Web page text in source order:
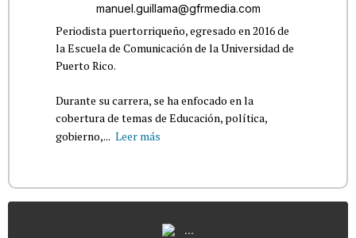
manuel.guillama@gfrmedia.com
Periodista puertorriqueño, egresado en 2016 de
la Escuela de Comunicación de la Universidad de
Puerto Rico.
Durante su carrera, se ha enfocado en la
cobertura de temas de Educación, política,
gobierno,... Leer más
...